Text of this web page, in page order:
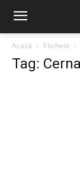
Acasă Etichete
Tag: Cerna